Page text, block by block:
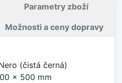
Parametry zboží
Možnosti a ceny dopravy
(čistá černá)
x 500 mm